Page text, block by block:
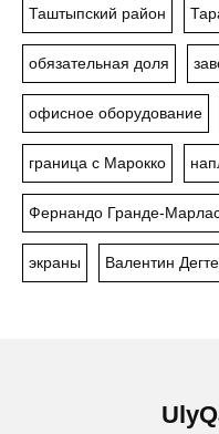
Таштыпский район
обязательная доля
офисное оборудование
граница с Марокко
Фернандо Гранде-
экраны Валентин